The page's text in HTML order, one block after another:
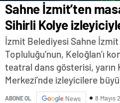
Sahne İzmit’ten
Sihirli Kolye
İzmit Belediyesi Sahne İzmit
Topluluğu’nun, Keloğlan’ı
teatral dans gösterisi, yarın
Merkezi’nde izleyicilere
ABONE OL News 8 Mayıs